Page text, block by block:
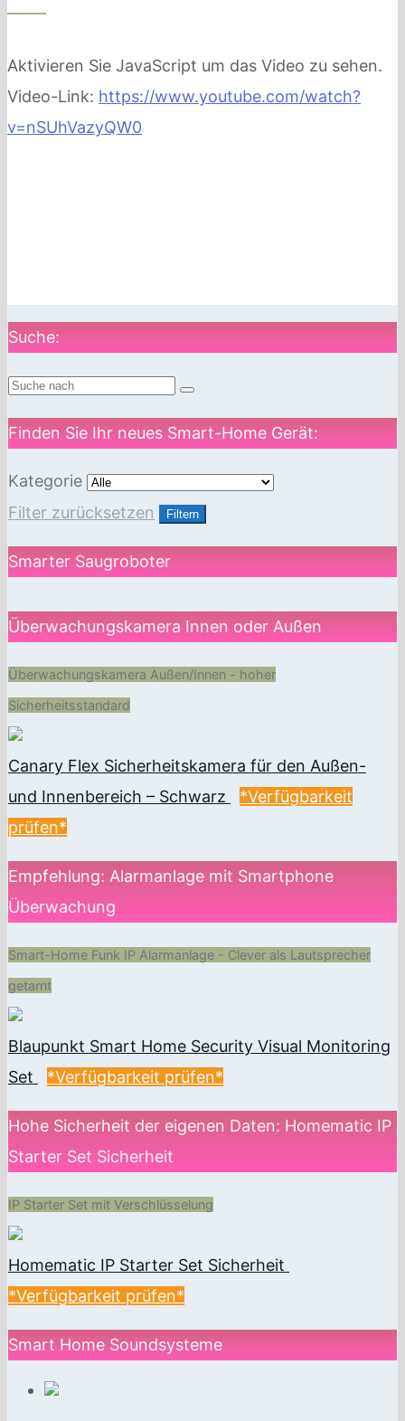
Aktivieren Sie JavaScript um das Video zu sehen.
Video-Link: https://www.youtube.com/watch?
v=nSUhVazyQW0
Suche:
Finden Sie Ihr neues Smart-Home Gerät:
Kategorie
Filter zurücksetzen
Filtern
Smarter Saugroboter
Überwachungskamera Innen oder Außen
Überwachungskamera Außen/Innen - hoher
Sicherheitsstandard
Canary Flex Sicherheitskamera für den Außen-
und Innenbereich – Schwarz
*Verfügbarkeit
prüfen*
Empfehlung: Alarmanlage mit Smartphone
Überwachung
Smart-Home Funk IP Alarmanlage - Clever als Lautsprecher
getarnt
Blaupunkt Smart Home Security Visual Monitoring
Set
*Verfügbarkeit prüfen*
Hohe Sicherheit der eigenen Daten: Homematic IP
Starter Set Sicherheit
IP Starter Set mit Verschlüsselung
Homematic IP Starter Set Sicherheit
*Verfügbarkeit prüfen*
Smart Home Soundsysteme